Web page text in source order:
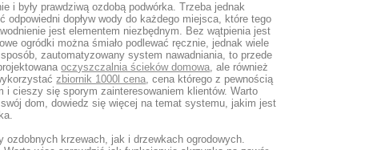
i były prawdziwą ozdobą podwórka. Trzeba jednak
dopływ wody do każdego miejsca, które tego
jest elementem niezbędnym. Bez wątpienia jest
ogródki można śmiało podlewać ręcznie, jednak wiele
zautomatyzowany system nawadniania, to przede
oczyszczalnia ścieków domowa, ale również
zbiornik 1000l cena, cena którego z pewnością
i cieszy się sporym zainteresowaniem klientów. Warto
dom, dowiedz się więcej na temat systemu, jakim jest
krzewach, jak i drzewkach ogrodowych.